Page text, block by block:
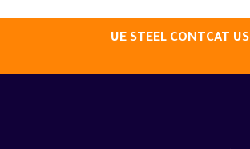
UE STEEL CONTCAT US